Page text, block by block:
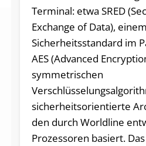
Terminal: etwa SRED
Exchange of Data), einem
Sicherheitsstandard im
AES (Advanced
symmetrischen
sicherheitsorientierte
den durch Worldline
Prozessoren basiert.